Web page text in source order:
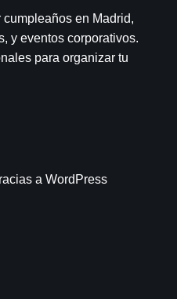
en Madrid,
y eventos corporativos.
para organizar tu
a WordPress